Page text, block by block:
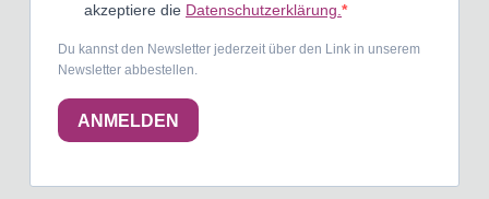
akzeptiere die Datenschutzerklärung.
Du kannst den Newsletter jederzeit über den Link in unserem
Newsletter abbestellen.
ANMELDEN